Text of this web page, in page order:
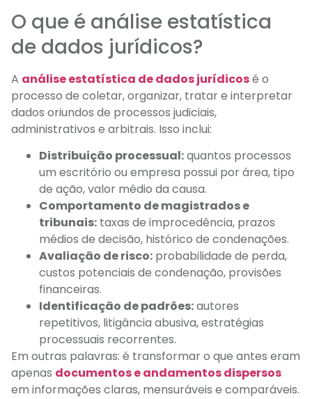
O que é análise estatística
de dados jurídicos?
A análise estatística de dados jurídicosé o
processo de coletar, organizar, tratar e interpretar
dados oriundos de processos judiciais,
administrativos e arbitrais. Isso inclui:
Distribuição processual:quantos processos
um escritório ou empresa possui por área, tipo
de ação, valor médio da causa.
Comportamento de magistrados e
tribunais: taxas de improcedência, prazos
médios de decisão, histórico de condenações.
Avaliação de risco: probabilidade de perda,
custos potenciais de condenação, provisões
financeiras.
Identificação de padrões:autores
repetitivos, litigância abusiva, estratégias
processuais recorrentes.
Em outras palavras: é transformar o que antes eram
apenas documentos e andamentos dispersos
em informações claras, mensuráveis e comparáveis.